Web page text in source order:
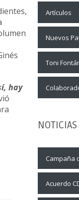
hay
Artículos
Nuevos
Toni
Campaña
Acuerdo